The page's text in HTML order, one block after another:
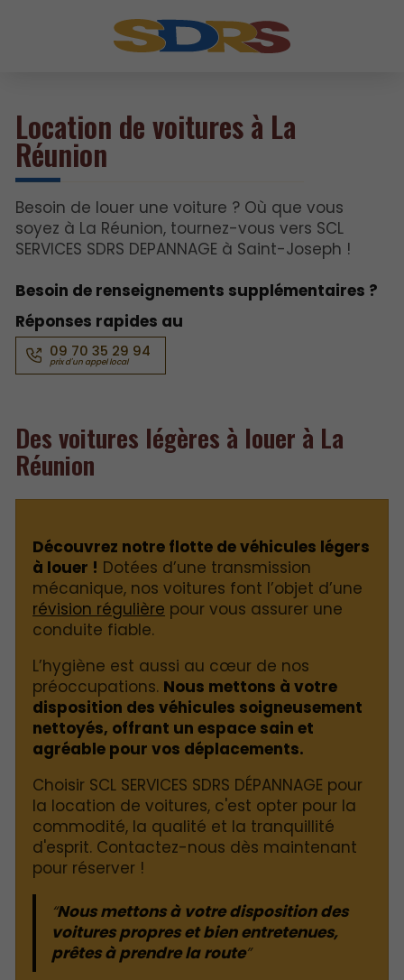
Location de voitures à La
Réunion
Besoin de louer une voiture ? Où que vous
soyez à La Réunion, tournez-vous vers SCL
SERVICES SDRS DEPANNAGE à Saint-Joseph !
Besoin de renseignements supplémentaires ?
Réponses rapides au
09 70 35 29 94
Des voitures légères à louer à La
Réunion
Découvrez notre flotte de véhicules légers
à louer ! Dotées d’une transmission
mécanique, nos voitures font l’objet d’une
révision régulière pour vous assurer une
conduite fiable.
L’hygiène est aussi au cœur de nos
préoccupations. Nous mettons à votre
disposition des véhicules soigneusement
nettoyés, offrant un espace sain et
agréable pour vos déplacements.
Choisir SCL SERVICES SDRS DÉPANNAGE pour
la location de voitures, c'est opter pour la
commodité, la qualité et la tranquillité
d'esprit. Contactez-nous dès maintenant
pour réserver !
Nous mettons à votre disposition des
voitures propres et bien entretenues,
prêtes à prendre la route